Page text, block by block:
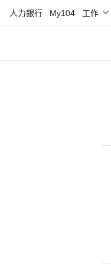
人力銀行 My104 工作